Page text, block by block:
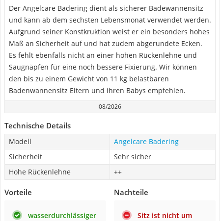
Der Angelcare Badering dient als sicherer Badewannensitz
und kann ab dem sechsten Lebensmonat verwendet werden.
Aufgrund seiner Konstkruktion weist er ein besonders hohes
Maß an Sicherheit auf und hat zudem abgerundete Ecken.
Es fehlt ebenfalls nicht an einer hohen Rückenlehne und
Saugnäpfen für eine noch bessere Fixierung. Wir können
den bis zu einem Gewicht von 11 kg belastbaren
Badenwannensitz Eltern und ihren Babys empfehlen.
08/2026
Technische Details
Modell
Angelcare Badering
Sicherheit
Sehr sicher
Hohe Rückenlehne
++
Vorteile
wasserdurchlässiger
Nachteile
Sitz ist nicht um